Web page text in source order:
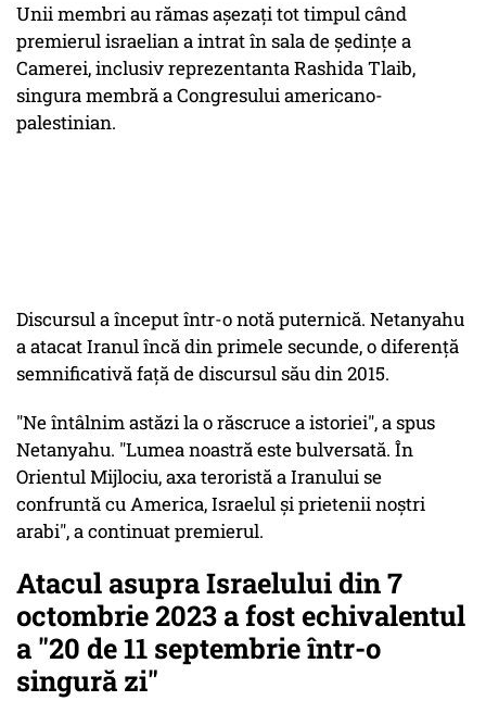
Unii membri au rămas așezați tot timpul când
premierul israelian a intrat în sala de ședințe a
Camerei, inclusiv reprezentanta Rashida Tlaib,
singura membră a Congresului americano-
palestinian.
Discursul a început într-o notă puternică. Netanyahu
a atacat Iranul încă din primele secunde, o diferență
semnificativă față de discursul său din 2015.
"Ne întâlnim astăzi la o răscruce a istoriei", a spus
Netanyahu. "Lumea noastră este bulversată. În
Orientul Mijlociu, axa teroristă a Iranului se
confruntă cu America, Israelul și prietenii noștri
arabi", a continuat premierul.
Atacul asupra Israelului din 7
octombrie 2023 a fost echivalentul
a "20 de 11 septembrie într-o
singură zi"